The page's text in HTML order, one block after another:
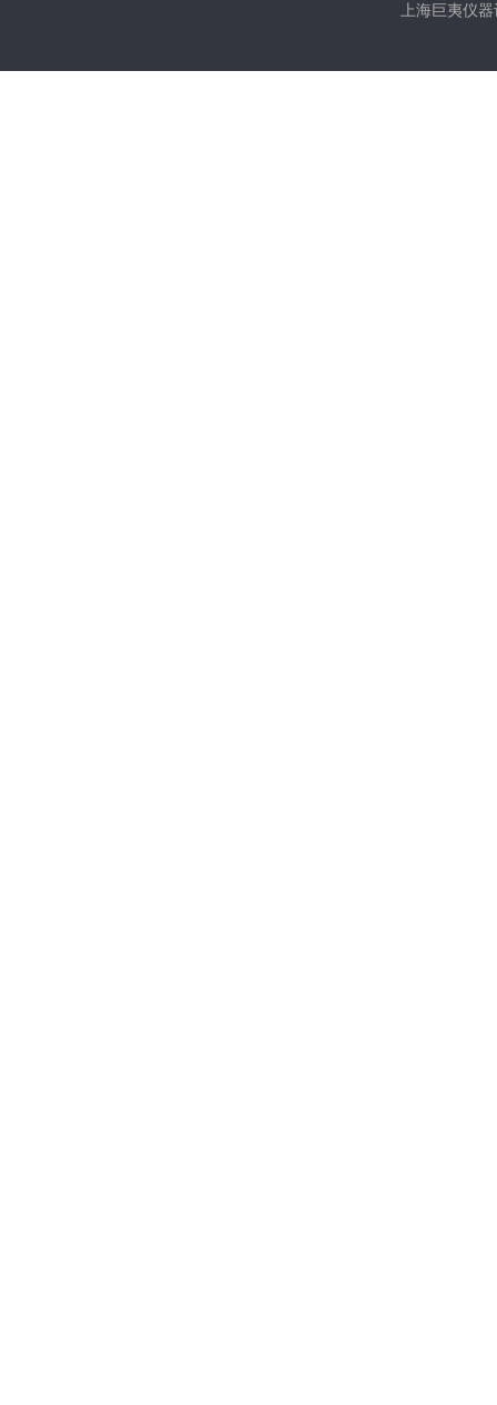
上海巨夷仪